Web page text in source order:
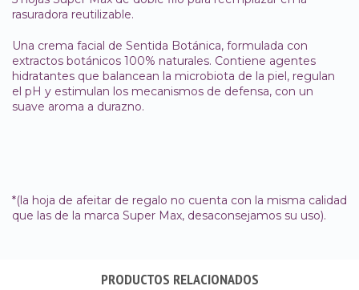
rasuradora reutilizable.
Una crema facial de Sentida Botánica, formulada con
extractos botánicos 100% naturales. Contiene agentes
hidratantes que balancean la microbiota de la piel, regulan
el pH y estimulan los mecanismos de defensa, con un
suave aroma a durazno.
*(la hoja de afeitar de regalo no cuenta con la misma calidad
que las de la marca Super Max, desaconsejamos su uso).
PRODUCTOS RELACIONADOS